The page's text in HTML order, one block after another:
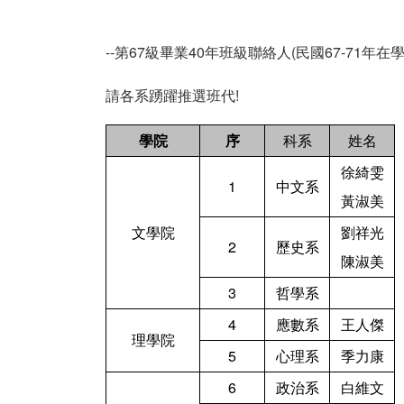
--第67級畢業40年班級聯絡人(民國67-71年在
請各系踴躍推選班代!
學院 序 科系 姓名
文學院
1 中文系
徐綺雯
黃淑美
2 歷史系
劉祥光
陳淑美
3
哲學系
理學院
4 應數系
王人傑
5
心理系
季力康
6
政治系 白維文